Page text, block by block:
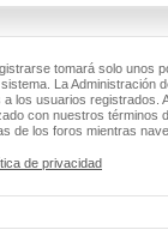
tomará solo unos
La Administración
los usuarios registrados.
con nuestros términos
de los foros mientras
de privacidad